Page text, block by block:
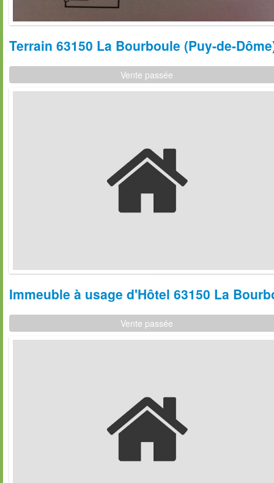
Terrain 63150 La Bourboule (Puy-de-
Vente passée
Immeuble à usage d'Hôtel 63150 La
Vente passée